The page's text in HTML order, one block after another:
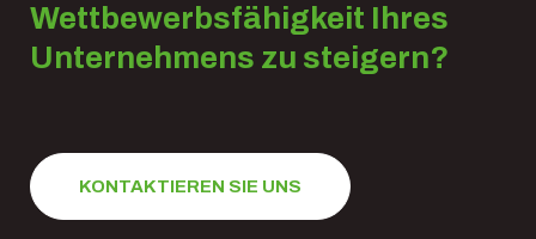
Wettbewerbsfähigkeit Ihres
Unternehmens zu steigern?
KONTAKTIEREN SIE UNS